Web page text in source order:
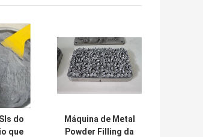
do
que
Máquina de Metal
Powder Filling da